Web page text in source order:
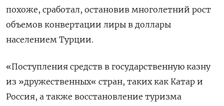
похоже, сработал, остановив многолетний рост
объемов конвертации лиры в доллары
населением Турции.
«Поступления средств в государственную казну
из »дружественных« стран, таких как Катар и
Россия, а также восстановление туризма